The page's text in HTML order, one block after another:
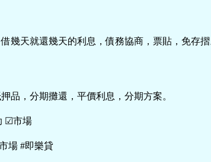
幾天就還幾天的利息，債務協商，票貼，免存
品，分期攤還，平價利息，分期方案。
☑市場
場 #即樂貸